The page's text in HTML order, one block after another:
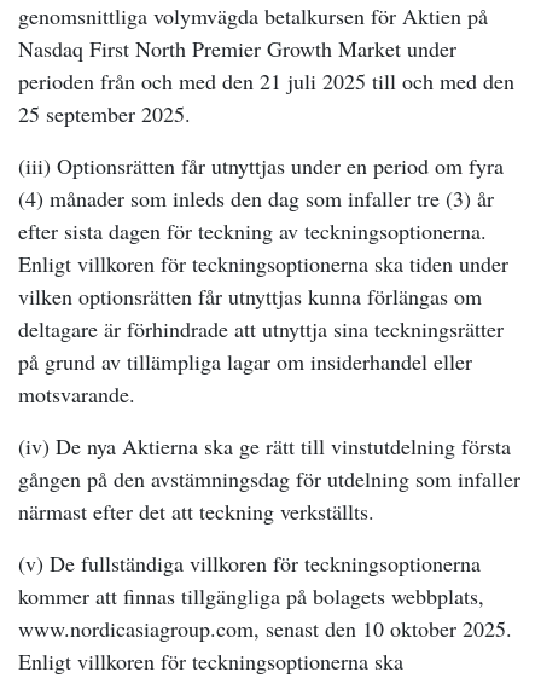
genomsnittliga volymvägda betalkursen för Aktien på
Nasdaq First North Premier Growth Market under
perioden från och med den 21 juli 2025 till och med den
25 september 2025.
(iii) Optionsrätten får utnyttjas under en period om fyra
(4) månader som inleds den dag som infaller tre (3) år
efter sista dagen för teckning av teckningsoptionerna.
Enligt villkoren för teckningsoptionerna ska tiden under
vilken optionsrätten får utnyttjas kunna förlängas om
deltagare är förhindrade att utnyttja sina teckningsrätter
på grund av tillämpliga lagar om insiderhandel eller
motsvarande.
(iv) De nya Aktierna ska ge rätt till vinstutdelning första
gången på den avstämningsdag för utdelning som infaller
närmast efter det att teckning verkställts.
(v) De fullständiga villkoren för teckningsoptionerna
kommer att finnas tillgängliga på bolagets webbplats,
www.nordicasiagroup.com, senast den 10 oktober 2025.
Enligt villkoren för teckningsoptionerna ska